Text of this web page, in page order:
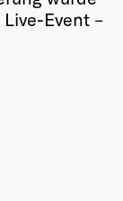
Event –